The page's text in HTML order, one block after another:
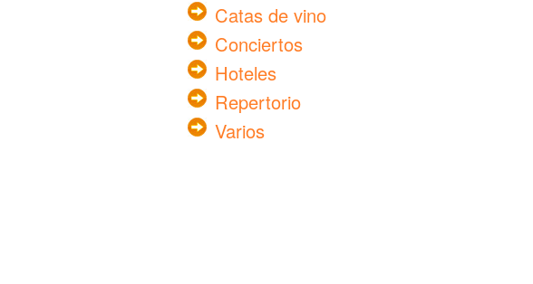
Catas de vino
Conciertos
Hoteles
Repertorio
Varios